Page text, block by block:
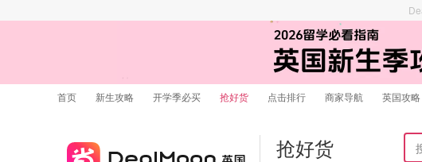
首页 新生攻略 开学季必买 抢好货 点击排行 商家导航 英国攻略
抢好货